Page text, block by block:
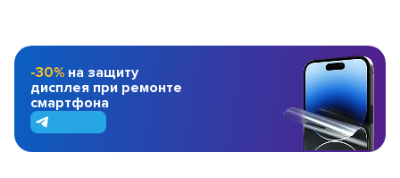
-30% на защиту
дисплея при ремонте
смартфона